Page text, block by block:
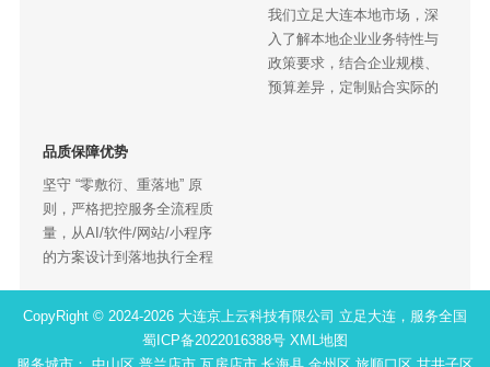
我们立足大连本地市场，深
入了解本地企业业务特性与
政策要求，结合企业规模、
预算差异，定制贴合实际的
品质保障优势
坚守 “零敷衍、重落地” 原
则，严格把控服务全流程质
量，从AI/软件/网站/小程序
的方案设计到落地执行全程
打造可靠、可信赖的数字化
CopyRight © 2024-2026 大连京上云科技有限公司 立足大连，服务全国
蜀ICP备2022016388号 XML地图